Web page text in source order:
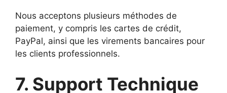
Nous acceptons plusieurs méthodes de
paiement, y compris les cartes de crédit,
PayPal, ainsi que les virements bancaires pour
les clients professionnels.
7. Support Technique